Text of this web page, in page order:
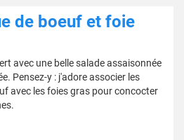
de boeuf et foie
avec une belle salade assaisonnée
Pensez-y : j'adore associer les
avec les foies gras pour concocter